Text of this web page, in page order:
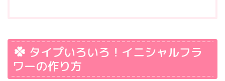
タイプいろいろ！イニシャルフラ
ワーの作り方